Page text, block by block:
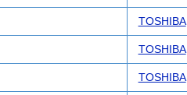
TOSHIBA
TOSHIBA
TOSHIBA